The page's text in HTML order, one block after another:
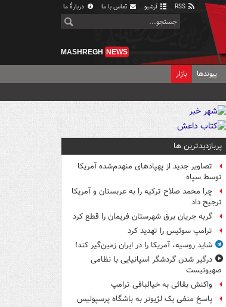
آرشیو تماس با ما دربارهٔ ما
MASHREGH NEWS
پیوندها بازار
پربازدیدترین ها
تصاویر جدید از پهپادهای منهدم‌شده آمریکا
توسط سپاه
چرا محمد صلاح ترکیه را به عربستان و آمریکا
ترجیح داد
گربه جریان برق شهرستان فریمان را قطع کرد
ترامپ سوئیس را تهدید کرد
شاید روسیه، آمریکا را در ایران زمین‌گیر کند!
درگیر شدن گردشگر اسپانیایی با نظامی
صهیونیست
واکنش بقائی به خیالبافی ترامپ
پاسخ منفی یک لژیونر به باشگاه پرسپولیس